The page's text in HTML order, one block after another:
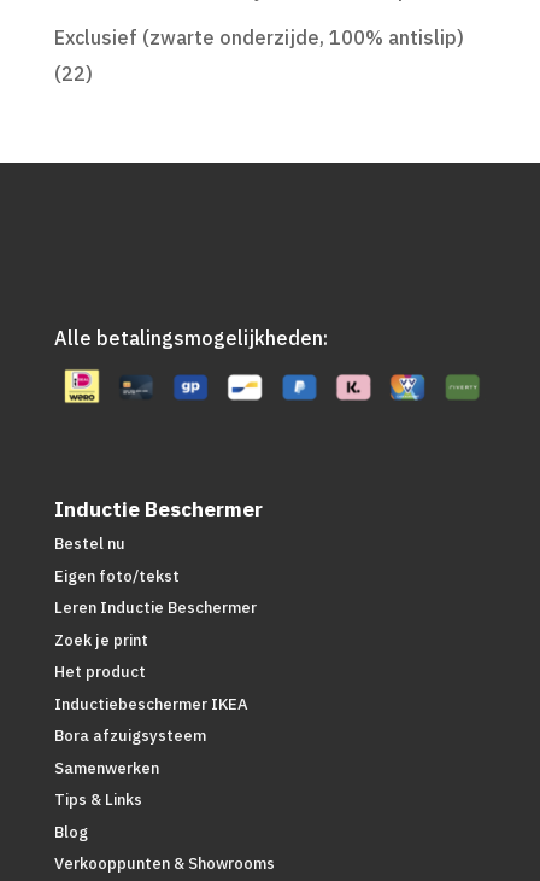
Exclusief (zwarte onderzijde, 100% antislip)
(22)
Alle betalingsmogelijkheden:
Inductie Beschermer
Bestel nu
Eigen foto/tekst
Leren Inductie Beschermer
Zoek je print
Het product
Inductiebeschermer IKEA
Bora afzuigsysteem
Samenwerken
Tips & Links
Blog
Verkooppunten & Showrooms